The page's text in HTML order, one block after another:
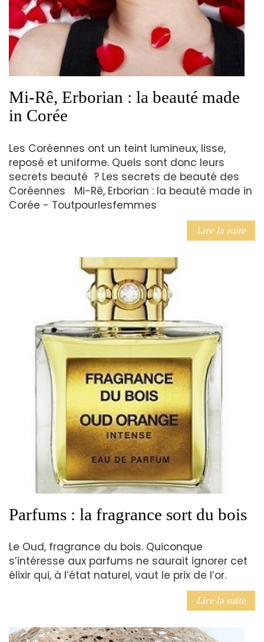
Mi-Rê, Erborian : la beauté made
in Corée
Les Coréennes ont un teint lumineux, lisse,
reposé et uniforme. Quels sont donc leurs
secrets beauté ? Les secrets de beauté des
Coréennes Mi-Rê, Erborian : la beauté made in
Corée - Toutpourlesfemmes
Lire la suite
Parfums : la fragrance sort du bois
Le Oud, fragrance du bois. Quiconque
s’intéresse aux parfums ne saurait ignorer cet
élixir qui, à l’état naturel, vaut le prix de l’or.
Lire la suite